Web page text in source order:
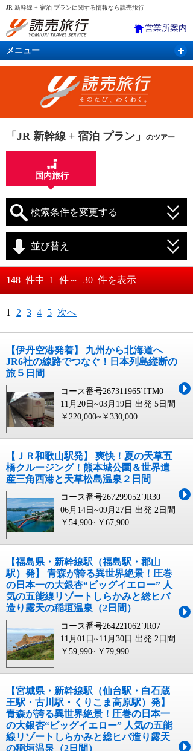
JR 新幹線 + 宿泊 プランに関する情報なら読売旅行
営業所案内
メニュー
国内旅行 バスツアー 海外旅行
「JR 新幹線 + 宿泊 プラン」 のツアー
国内旅行
検索条件を変更する
月
月 日
並び替え
おすすめ順
料金が高い順
148 件中 1 件～ 30 件を表示
1 2 3 4 5 次へ
【伊丹空港発着】 九州から北海道へ
JR6社の線路でつなぐ！日本列島縦断の
旅５日間
コース番号267311965`ITM0
11月20日~03月19日 出発 5日間
￥220,000~￥330,000
【ＪＲ和歌山駅発】 爽快！夏の天草五
橋クルージング！熊本城公園＆世界遺
産三角西港と天草松島温泉２日間
コース番号267299052`JR30
06月14日~09月27日 出発 2日間
￥54,900~￥67,900
【福島県・新幹線駅（福島駅・郡山
駅）発】 青森が誇る異世界絶景！圧巻
の日本一の大銀杏“ビッグイエロー” 人
気の五能線リゾートしらかみと総ヒバ
造り露天の稲垣温泉（2日間）
コース番号264221062`JR07
11月01日~11月30日 出発 2日間
￥59,990~￥79,990
【宮城県・新幹線駅（仙台駅・白石蔵
王駅・古川駅・くりこま高原駅）発】
青森が誇る異世界絶景！圧巻の日本一
の大銀杏“ビッグイエロー” 人気の五能
線リゾートしらかみと総ヒバ造り露天
の稲垣温泉（2日間）